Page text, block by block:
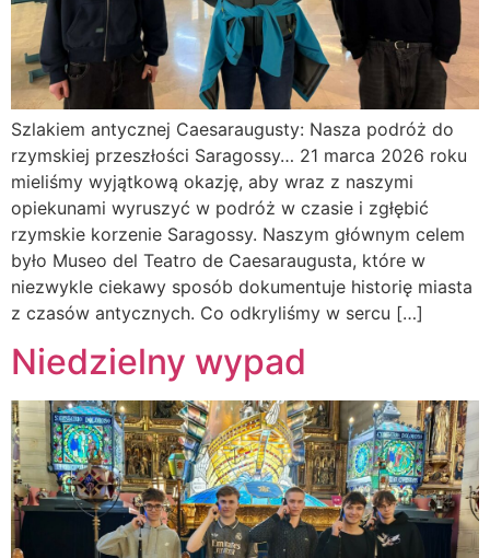
Szlakiem antycznej Caesaraugusty: Nasza podróż do
rzymskiej przeszłości Saragossy… 21 marca 2026 roku
mieliśmy wyjątkową okazję, aby wraz z naszymi
opiekunami wyruszyć w podróż w czasie i zgłębić
rzymskie korzenie Saragossy. Naszym głównym celem
było Museo del Teatro de Caesaraugusta, które w
niezwykle ciekawy sposób dokumentuje historię miasta
z czasów antycznych. Co odkryliśmy w sercu […]
Niedzielny wypad